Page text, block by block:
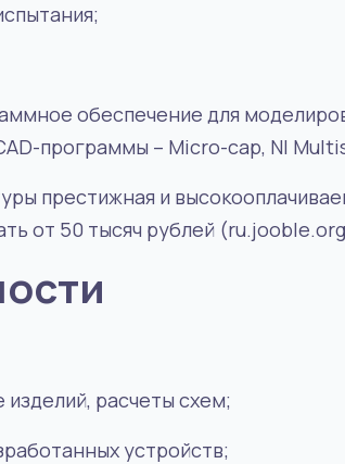
;
обеспечение для
-программы – Micro-cap, NI
престижная и
от 50 тысяч рублей
расчеты схем;
устройств;